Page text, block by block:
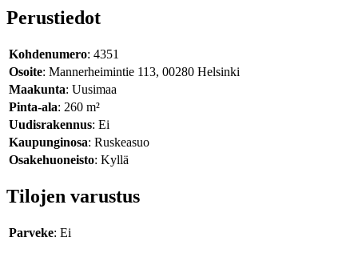
Perustiedot
Kohdenumero: 4351
Osoite: Mannerheimintie 113, 00280 Helsinki
Maakunta: Uusimaa
Pinta-ala: 260 m²
Uudisrakennus: Ei
Kaupunginosa: Ruskeasuo
Osakehuoneisto: Kyllä
Tilojen varustus
Parveke: Ei